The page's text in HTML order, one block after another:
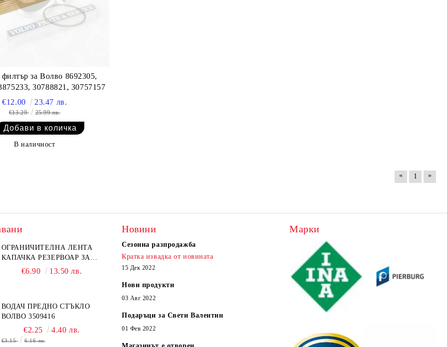
за Волво 8692305,
30788821, 30757157
€12.00 23.47 лв.
€13.29 25.99 лв.
В наличност
« 1 »
ОГРАНИЧИТЕЛНА ЛЕНТА
КАПАЧКА РЕЗЕРВОАР ЗА
ВОЛВО 31336424
€6.90 13.50 лв.
ВОДАЧ ПРЕДНО СТЪКЛО
ВОЛВО 3509416
€2.25 4.40 лв.
€3.15 6.16 лв.
Новини
Сезонна разпродажба
Кратка извадка от новината
15 Дек 2022
Нови продукти
03 Авг 2022
Подаръци за Свети Валентин
01 Фев 2022
Марки